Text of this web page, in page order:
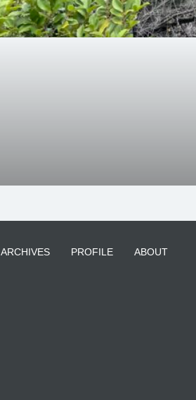
ARCHIVES PROFILE ABOUT